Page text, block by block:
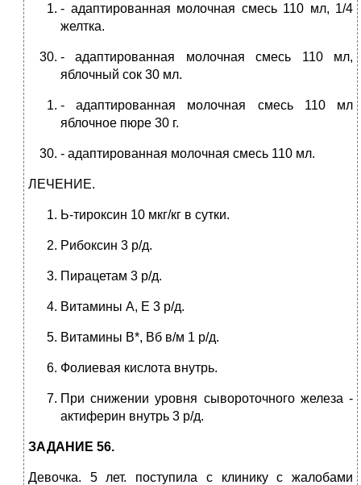
- адаптированная молочная смесь 110 мл, 1/4
желтка.
- адаптированная молочная смесь 110 мл,
яблочный сок 30 мл.
- адаптированная молочная смесь 110 мл
яблочное пюре 30 г.
- адаптированная молочная смесь 110 мл.
ЛЕЧЕНИЕ.
Ь-тироксин 10 мкг/кг в сутки.
Рибоксин 3 р/д.
Пирацетам 3 р/д.
Витамины А, Е 3 р/д.
Витамины В*, Вб в/м 1 р/д.
Фолиевая кислота внутрь.
При снижении уровня сывороточного железа -
актиферин внутрь 3 р/д.
ЗАДАНИЕ 56.
Девочка. 5 лет. поступила с клинику с жалобами